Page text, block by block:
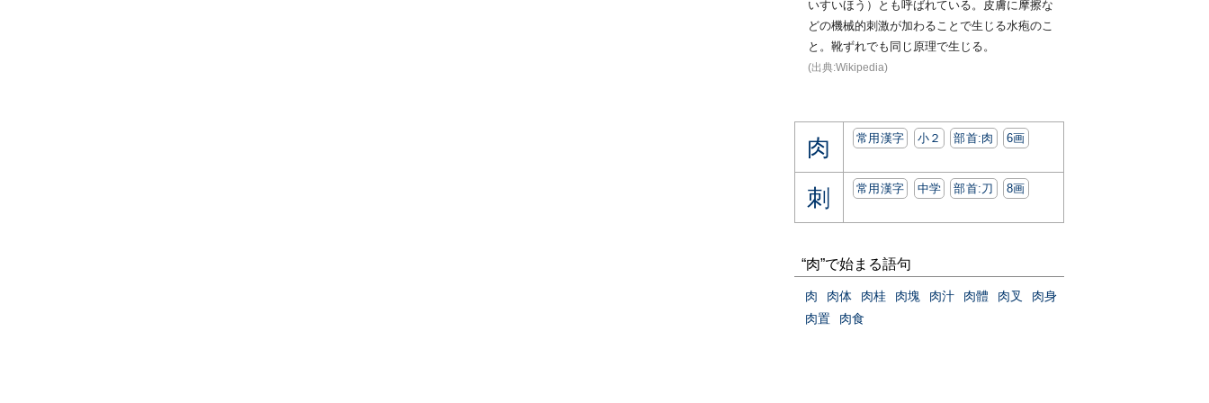
いすいほう）とも呼ばれている。皮膚に摩擦な
どの機械的刺激が加わることで生じる水疱のこ
と。靴ずれでも同じ原理で生じる。
(出典:Wikipedia)
肉 常用漢字 小２ 部首:⾁ 6画
刺 常用漢字 中学 部首:⼑ 8画
“肉”で始まる語句
肉 肉体 肉桂 肉塊 肉汁 肉體 肉叉
肉身
肉置
肉食